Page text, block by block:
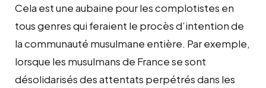
Cela est une aubaine pour les complotistes en
tous genres qui feraient le procès d’intention de
la communauté musulmane entière. Par exemple,
lorsque les musulmans de France se sont
désolidarisés des attentats perpétrés dans les